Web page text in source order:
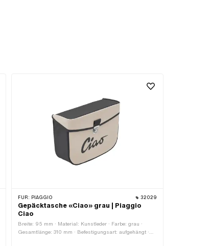
FÜR: PIAGGIO 32029
Gepäcktasche «Ciao» grau | Piaggio
Ciao
Breite: 95 mm · Material: Kunstleder · Farbe: grau ·
Gesamtlänge: 310 mm · Befestigungsart: aufgehängt ·